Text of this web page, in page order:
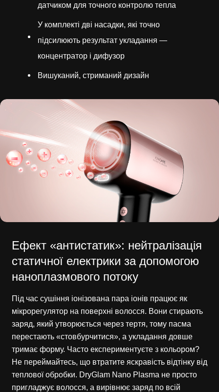
датчиком для точного контролю тепла
У комплекті дві насадки, які точно
підсилюють результат укладання —
концентратор і дифузор
Вишуканий, стриманий дизайн
Ефект «антистатик»: нейтралізація
статичної електрики за допомогою
наноплазмового потоку
Під час сушіння іонізована пара іонів працює як
мікрорегулятор на поверхні волосся. Вони стирають
заряд, який утворюється через тертя, тому пасма
перестають «стовбурчитися», а укладання довше
тримає форму. Часто експериментуєте з кольором?
Не переймайтесь, що втратите яскравість відтінку від
теплової обробки. DryGlam Nano Plasma не просто
пригладжує волосся, а вирівнює заряд по всій